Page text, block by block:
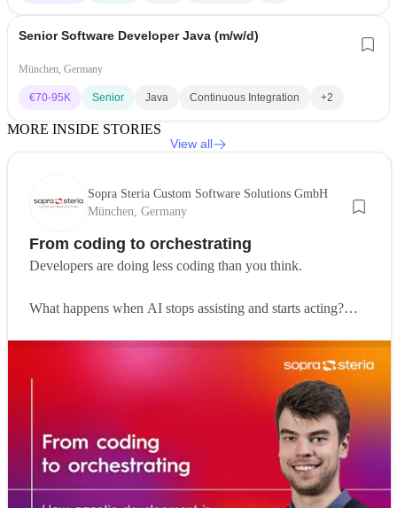
Senior Software Developer Java (m/w/d)
München, Germany
€70-95K Senior Java Continuous Integration +2
MORE INSIDE STORIES
View all
Sopra Steria Custom Software Solutions GmbH
München, Germany
From coding to orchestrating
Developers are doing less coding than you think.
What happens when AI stops assisting and starts acting?
Instead of writing every line of code, developers increasingly
define problems, set boundaries and guide AI systems that
In this article, Viktor Van Steenweghen
shares how his role
is evolving in practice. From running multiple AI agents in
parallel to focusing more on orchestration than execution, his